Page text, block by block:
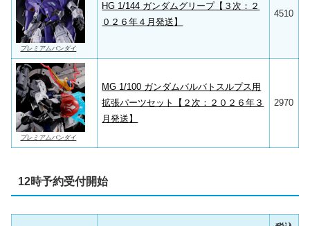
プレミアムバンダイ
HG 1/144 ガンダムグリープ【３次：２
０２６年４月発送】
4510
プレミアムバンダイ
MG 1/100 ガンダムバルバトスルプス用
拡張パーツセット【２次：２０２６年３
月発送】
2970
12時予約受付開始